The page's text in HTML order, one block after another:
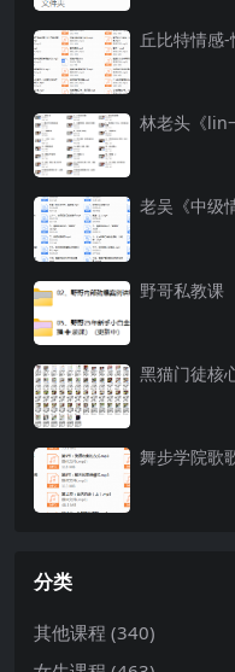
丘比特情感
林老头《lin
老吴《中级
野哥私教课
黑猫门徒核
舞步学院歌
分类
其他课程 (340)